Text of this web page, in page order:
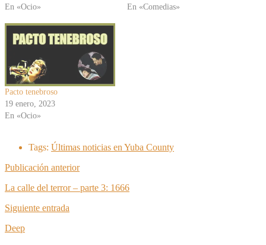
En «Ocio»
En «Comedias»
Pacto tenebroso
19 enero, 2023
En «Ocio»
Tags: Últimas noticias en Yuba County
Publicación anterior
La calle del terror – parte 3: 1666
Siguiente entrada
Deep